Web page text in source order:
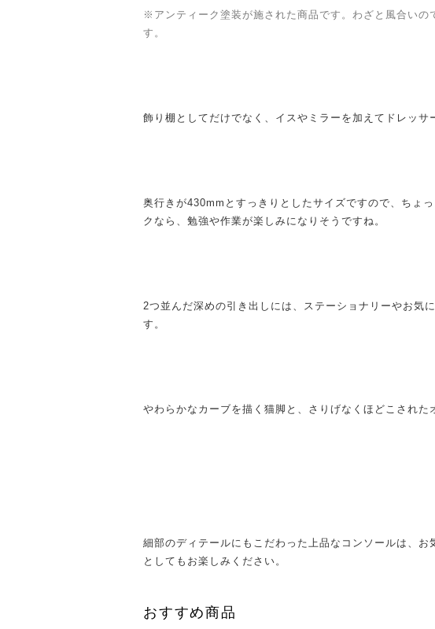
※アンティーク塗装が施された商品です。わざと風合いの
す。
飾り棚としてだけでなく、イスやミラーを加えてドレッ
奥行きが430mmとすっきりとしたサイズですので、ちょ
クなら、勉強や作業が楽しみになりそうですね。
2つ並んだ深めの引き出しには、ステーショナリーやお気
す。
やわらかなカーブを描く猫脚と、さりげなくほどこされ
細部のディテールにもこだわった上品なコンソールは、
としてもお楽しみください。
おすすめ商品